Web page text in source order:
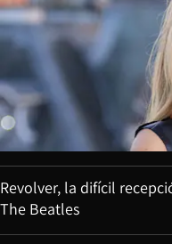
Revolver, la difícil
The Beatles